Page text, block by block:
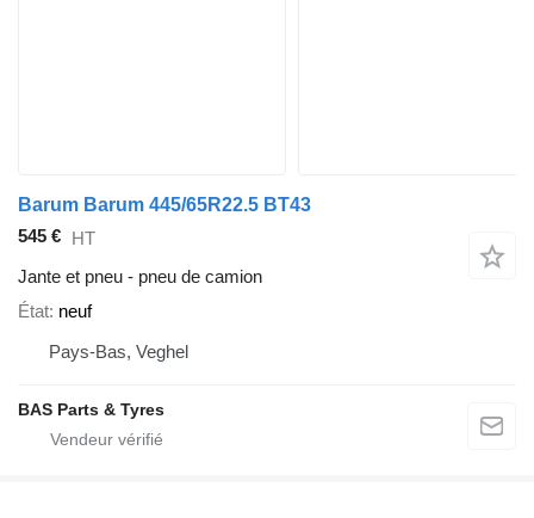
Barum Barum 445/65R22.5 BT43
545 € HT
Jante et pneu - pneu de camion
État neuf
Pays-Bas, Veghel
BAS Parts & Tyres